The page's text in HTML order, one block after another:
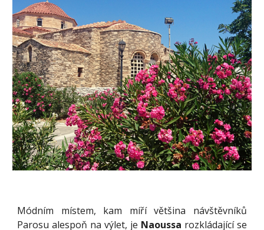
Módním místem, kam míří většina návštěvníků
Parosu alespoň na výlet, je Naoussa rozkládající se